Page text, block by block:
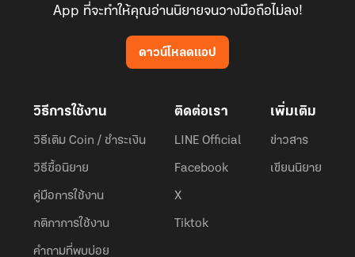
App ที่จะทำให้คุณอ่านนิยายจนวางมือถือไม่ลง!
ดาวน์โหลดแอป
วิธีการใช้งาน
วิธีเติม Coin / ชำระเงิน
วิธีซื้อนิยาย
คู่มือการใช้งาน
กติกาการใช้งาน
คำถามที่พบบ่อย
ติดต่อเรา
LINE Official
Facebook
X
Tiktok
เพิ่มเติม
ข่าวสาร
เขียนนิยาย